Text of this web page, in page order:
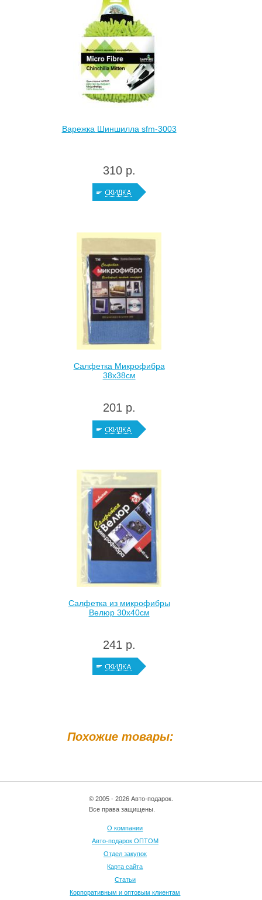
Похожие товары:
Варежка Шиншилла sfm-3003
310 р.
Салфетка Микрофибра
38х38см
201 р.
Салфетка из микрофибры
Велюр 30х40см
241 р.
© 2005 - 2026 Авто-подарок.
Все права защищены.
О компании
Авто-подарок ОПТОМ
Отдел закупок
Карта сайта
Статьи
Корпоративным и оптовым клиентам